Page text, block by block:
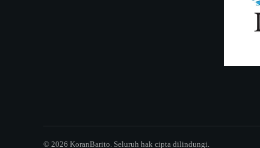
© 2026 KoranBarito. Seluruh hak cipta dilindungi.